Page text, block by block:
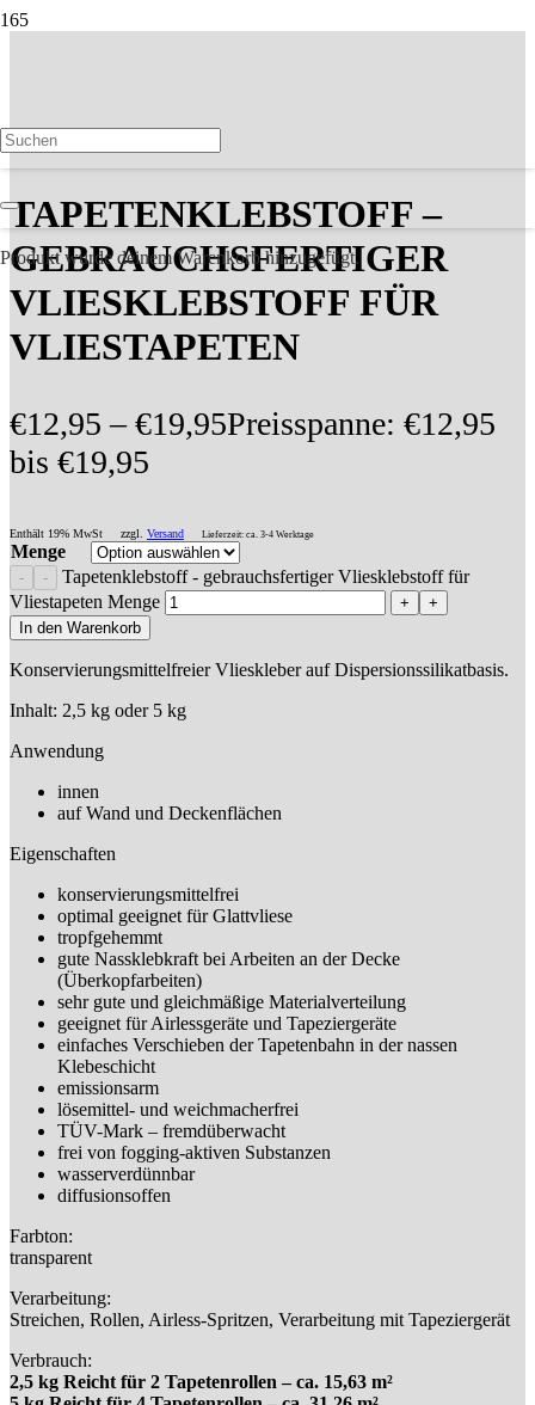
Produktwurde deinem Warenkorb hinzugefügt.
TAPETENKLEBSTOFF –
GEBRAUCHSFERTIGER
VLIESKLEBSTOFF FÜR
VLIESTAPETEN
€12,95 –€19,95Preisspanne: €12,95
bis €19,95
Enthält 19% MwSt zzgl. Versand Lieferzeit: ca. 3-4 Werktage
Menge
Tapetenklebstoff - gebrauchsfertiger Vliesklebstoff für
Vliestapeten Menge
In den Warenkorb
Konservierungsmittelfreier Vlieskleber auf Dispersionssilikatbasis.
Inhalt: 2,5 kg oder 5 kg
Anwendung
innen
auf Wand und Deckenflächen
Eigenschaften
konservierungsmittelfrei
optimal geeignet für Glattvliese
tropfgehemmt
gute Nassklebkraft bei Arbeiten an der Decke
(Überkopfarbeiten)
sehr gute und gleichmäßige Materialverteilung
geeignet für Airlessgeräte und Tapeziergeräte
einfaches Verschieben der Tapetenbahn in der nassen
Klebeschicht
emissionsarm
lösemittel- und weichmacherfrei
TÜV-Mark – fremdüberwacht
frei von fogging-aktiven Substanzen
wasserverdünnbar
diffusionsoffen
Farbton:
transparent
Verarbeitung:
Streichen, Rollen, Airless-Spritzen, Verarbeitung mit Tapeziergerät
Verbrauch:
2,5 kg Reicht für 2 Tapetenrollen – ca. 15,63 m²